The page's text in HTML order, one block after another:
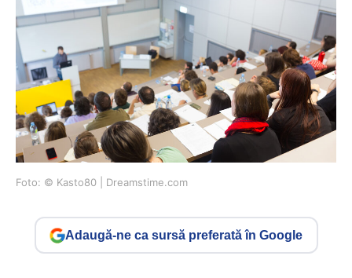
Foto: © Kasto80 | Dreamstime.com
Adaugă-ne ca sursă preferată în Google